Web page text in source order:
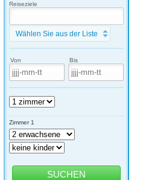
Reiseziele
Wählen Sie aus der Liste
Von Bis
Zimmer 1